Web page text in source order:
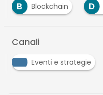
B
Blockchain D
Canali
Eventi e strategie